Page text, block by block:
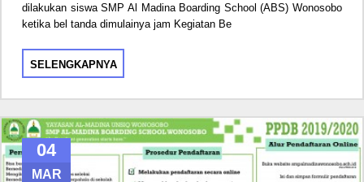
dilakukan siswa SMP Al Madina Boarding School (ABS) Wonosobo
ketika bel tanda dimulainya jam Kegiatan Be
SELENGKAPNYA
04
MAR